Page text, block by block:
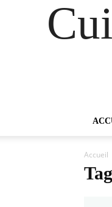
Accueil